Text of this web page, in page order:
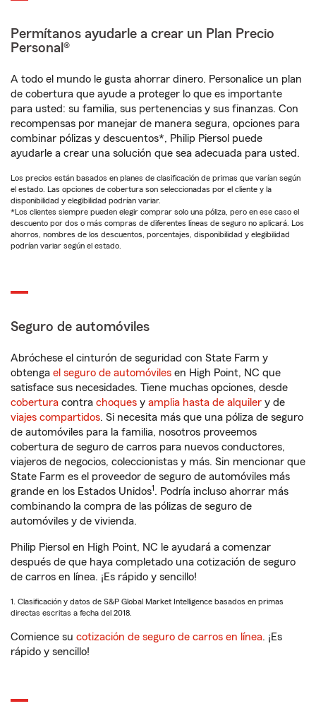
Permítanos ayudarle a crear un Plan Precio
Personal®
A todo el mundo le gusta ahorrar dinero. Personalice un plan
de cobertura que ayude a proteger lo que es importante
para usted: su familia, sus pertenencias y sus finanzas. Con
recompensas por manejar de manera segura, opciones para
combinar pólizas y descuentos*, Philip Piersol puede
ayudarle a crear una solución que sea adecuada para usted.
Los precios están basados en planes de clasificación de primas que varían según
el estado. Las opciones de cobertura son seleccionadas por el cliente y la
disponibilidad y elegibilidad podrían variar.
*Los clientes siempre pueden elegir comprar solo una póliza, pero en ese caso el
descuento por dos o más compras de diferentes líneas de seguro no aplicará. Los
ahorros, nombres de los descuentos, porcentajes, disponibilidad y elegibilidad
podrían variar según el estado.
Seguro de automóviles
Abróchese el cinturón de seguridad con State Farm y
obtenga el seguro de automóviles en High Point, NC que
satisface sus necesidades. Tiene muchas opciones, desde
cobertura contra choques y amplia hasta de alquiler y de
viajes compartidos. Si necesita más que una póliza de seguro
de automóviles para la familia, nosotros proveemos
cobertura de seguro de carros para nuevos conductores,
viajeros de negocios, coleccionistas y más. Sin mencionar que
State Farm es el proveedor de seguro de automóviles más
grande en los Estados Unidos1. Podría incluso ahorrar más
combinando la compra de las pólizas de seguro de
automóviles y de vivienda.
Philip Piersol en High Point, NC le ayudará a comenzar
después de que haya completado una cotización de seguro
de carros en línea. ¡Es rápido y sencillo!
1. Clasificación y datos de S&P Global Market Intelligence basados en primas
directas escritas a fecha del 2018.
Comience su cotización de seguro de carros en línea. ¡Es
rápido y sencillo!